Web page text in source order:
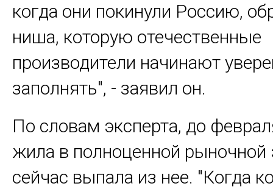
когда они покинули Россию,
ниша, которую отечественные
производители начинают
заполнять", - заявил он.
По словам эксперта, до
жила в полноценной рыночной
сейчас выпала из нее. "Когда